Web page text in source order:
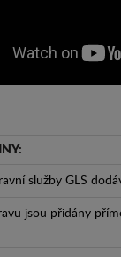
služby GLS
jsou přidány